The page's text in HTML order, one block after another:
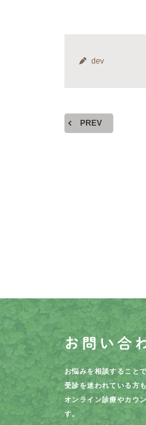
dev
PREV
お問い合
お悩みを相談すること
受診を迷われている方
オンライン診療やカウ
す。